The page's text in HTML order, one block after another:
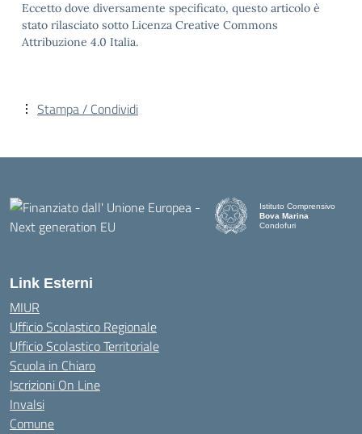
Eccetto dove diversamente specificato, questo articolo è
stato rilasciato sotto Licenza Creative Commons
Attribuzione 4.0 Italia.
Stampa / Condividi
Istituto Comprensivo
Bova Marina
Condofuri
Link Esterni
MIUR
Ufficio Scolastico Regionale
Ufficio Scolastico Territoriale
Scuola in Chiaro
Iscrizioni On Line
Invalsi
Comune